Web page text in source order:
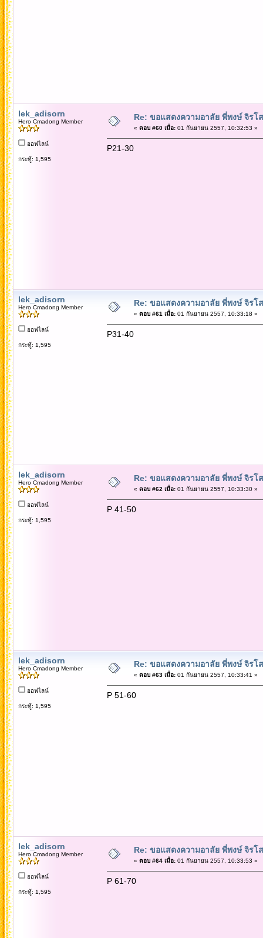
lek_adisorn
Hero Cmadong Member
ออฟไลน์
กระทู้: 1,595
Re: ขอแสดงความอาลัย พี่พงษ์ จิร
« ตอบ #60 เมื่อ:01 กันยายน 2557, 10:32:53 »
P21-30
lek_adisorn
Hero Cmadong Member
ออฟไลน์
กระทู้: 1,595
Re: ขอแสดงความอาลัย พี่พงษ์ จิร
« ตอบ #61 เมื่อ:01 กันยายน 2557, 10:33:18 »
P31-40
lek_adisorn
Hero Cmadong Member
ออฟไลน์
กระทู้: 1,595
Re: ขอแสดงความอาลัย พี่พงษ์ จิร
« ตอบ #62 เมื่อ:01 กันยายน 2557, 10:33:30 »
P 41-50
lek_adisorn
Hero Cmadong Member
ออฟไลน์
กระทู้: 1,595
Re: ขอแสดงความอาลัย พี่พงษ์ จิร
« ตอบ #63 เมื่อ:01 กันยายน 2557, 10:33:41 »
P 51-60
lek_adisorn
Hero Cmadong Member
ออฟไลน์
กระทู้: 1,595
Re: ขอแสดงความอาลัย พี่พงษ์ จิร
« ตอบ #64 เมื่อ:01 กันยายน 2557, 10:33:53 »
P 61-70